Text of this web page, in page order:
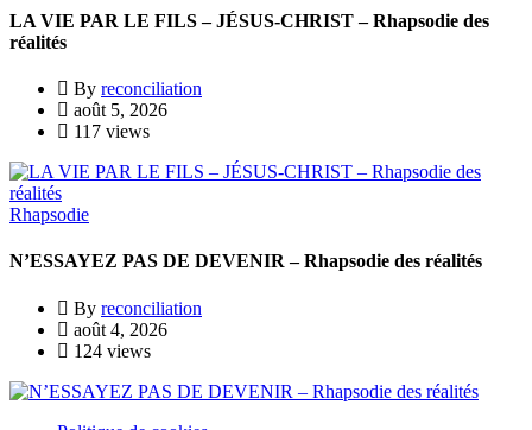
LA VIE PAR LE FILS – JÉSUS-CHRIST – Rhapsodie des
réalités
By reconciliation
août 5, 2026
117 views
Rhapsodie
N’ESSAYEZ PAS DE DEVENIR – Rhapsodie des réalités
By reconciliation
août 4, 2026
124 views